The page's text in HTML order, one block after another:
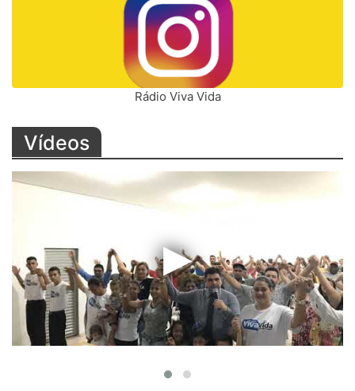
Rádio Viva Vida
Vídeos